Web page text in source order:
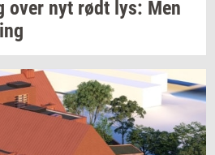
over nyt rødt lys: Men